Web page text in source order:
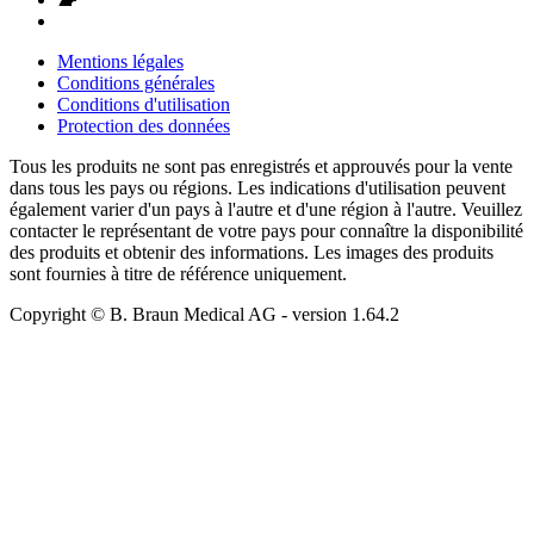
Mentions légales
Conditions générales
Conditions d'utilisation
Protection des données
Tous les produits ne sont pas enregistrés et approuvés pour la vente
dans tous les pays ou régions. Les indications d'utilisation peuvent
également varier d'un pays à l'autre et d'une région à l'autre. Veuillez
contacter le représentant de votre pays pour connaître la disponibilité
des produits et obtenir des informations. Les images des produits
sont fournies à titre de référence uniquement.
Copyright © B. Braun Medical AG - version 1.64.2